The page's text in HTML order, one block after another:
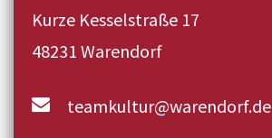
Kurze Kesselstraße 17
48231 Warendorf
teamkultur@warendorf.de